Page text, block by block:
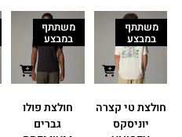
משתתף
במבצע
חולצת טי קצרה
יוניסקס
משתתף
במבצע
חולצת פולו
גברים